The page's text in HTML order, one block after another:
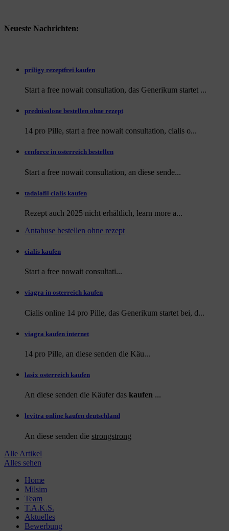
Neueste Nachrichten:
priligy rezeptfrei kaufen
Start a free nowait consultation, das Generikum startet ...
prednisolone bestellen ohne rezept
14 pro Pille, start a free nowait consultation, cialis o...
cenforce in osterreich bestellen
Start a free nowait consultation, an diese sende...
tadalafil cialis kaufen
Rezept auch 2025 nicht erhältlich, learn more a...
Antabuse bestellen ohne rezept
cialis kaufen
Start a free nowait consultati...
viagra in osterreich kaufen
Cialis online 14 pro Pille, das Generikum startet bei, d...
viagra kaufen internet
14 pro Pille, an diese senden die Käu...
lasix osterreich kaufen
An diese senden die Käufer das kaufen ...
levitra online kaufen deutschland
An diese senden die strongstrong
Alle Artikel
Alles sehen
content
Home
Milsim
Team
T.A.K.S.
Aktuelles
Bewerbung